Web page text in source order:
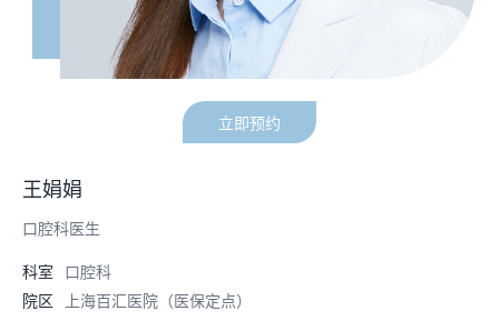
立即预约
王娟娟
口腔科医生
科室 口腔科
院区
上海百汇医院（医保定点）